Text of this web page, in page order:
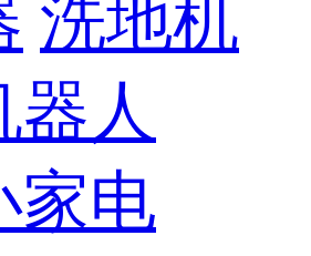
洗地机
人
家电